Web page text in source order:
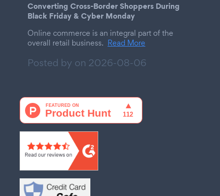
Converting Cross-Border Shoppers During
Black Friday & Cyber Monday
Online commerce is an integral part of the
overall retail business. Read More
Posted by on 2026-08-06